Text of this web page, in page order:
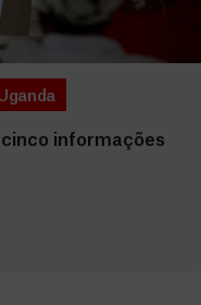
cinco informações